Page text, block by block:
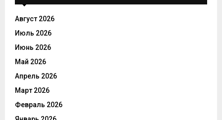
Август 2026
Июль 2026
Июнь 2026
Май 2026
Апрель 2026
Март 2026
Февраль 2026